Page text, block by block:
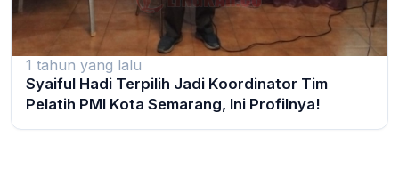
1 tahun yang lalu
Syaiful Hadi Terpilih Jadi Koordinator Tim
Pelatih PMI Kota Semarang, Ini Profilnya!